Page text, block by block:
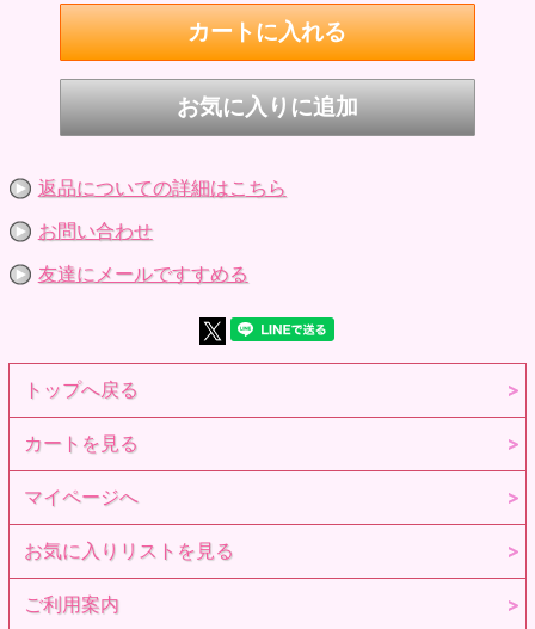
返品についての詳細はこちら
お問い合わせ
友達にメールですすめる
トップへ戻る
カートを見る
マイページへ
お気に入りリストを見る
ご利用案内